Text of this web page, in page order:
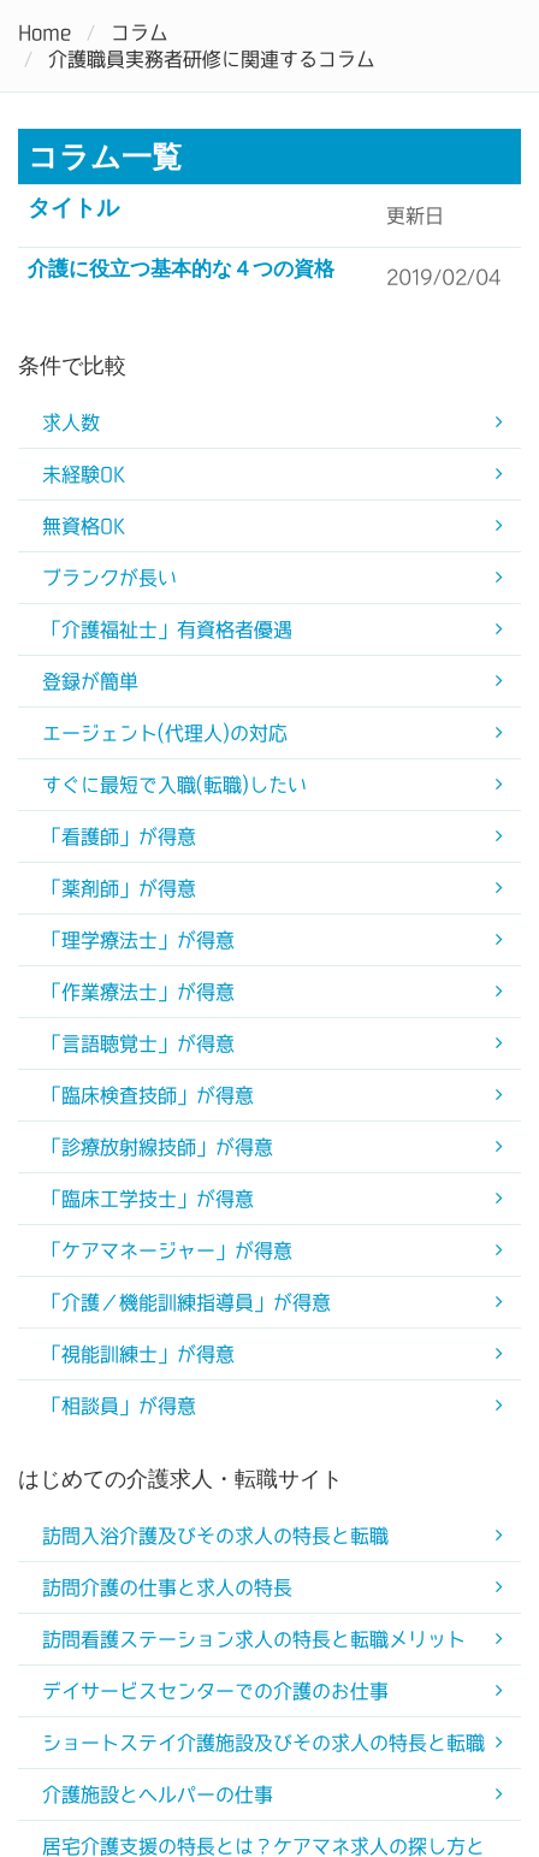
介護の求人・転職するなら介護福祉転職.com
Home
コラム
介護職員実務者研修に関連するコラム
コラム一覧
タイトル 更新日
介護に役立つ基本的な４つの資格 2019/02/04
条件で比較
求人数
未経験OK
無資格OK
ブランクが長い
「介護福祉士」有資格者優遇
登録が簡単
エージェント(代理人)の対応
すぐに最短で入職(転職)したい
「看護師」が得意
「薬剤師」が得意
「理学療法士」が得意
「作業療法士」が得意
「言語聴覚士」が得意
「臨床検査技師」が得意
「診療放射線技師」が得意
「臨床工学技士」が得意
「ケアマネージャー」が得意
「介護／機能訓練指導員」が得意
「視能訓練士」が得意
「相談員」が得意
はじめての介護求人・転職サイト
訪問入浴介護及びその求人の特長と転職
訪問介護の仕事と求人の特長
訪問看護ステーション求人の特長と転職メリット
デイサービスセンターでの介護のお仕事
ショートステイ介護施設及びその求人の特長と転職
介護施設とヘルパーの仕事
居宅介護支援の特長とは？ケアマネ求人の探し方と